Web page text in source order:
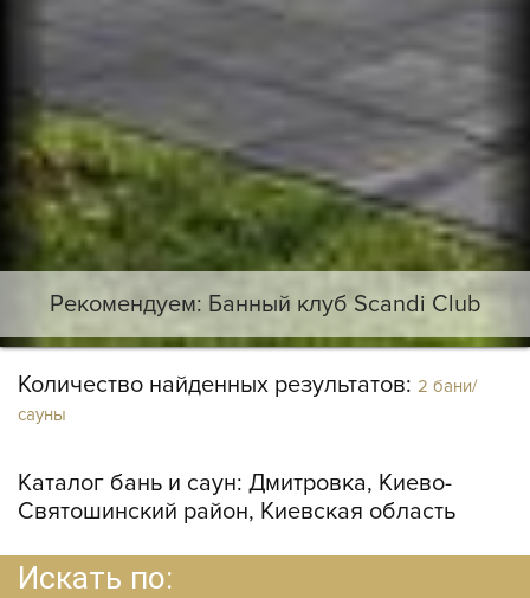
Рекомендуем: Банный клуб Scandi Club
Количество найденных результатов: 2 бани/
сауны
Каталог бань и саун: Дмитровка, Киево-
Святошинский район, Киевская область
Искать по: